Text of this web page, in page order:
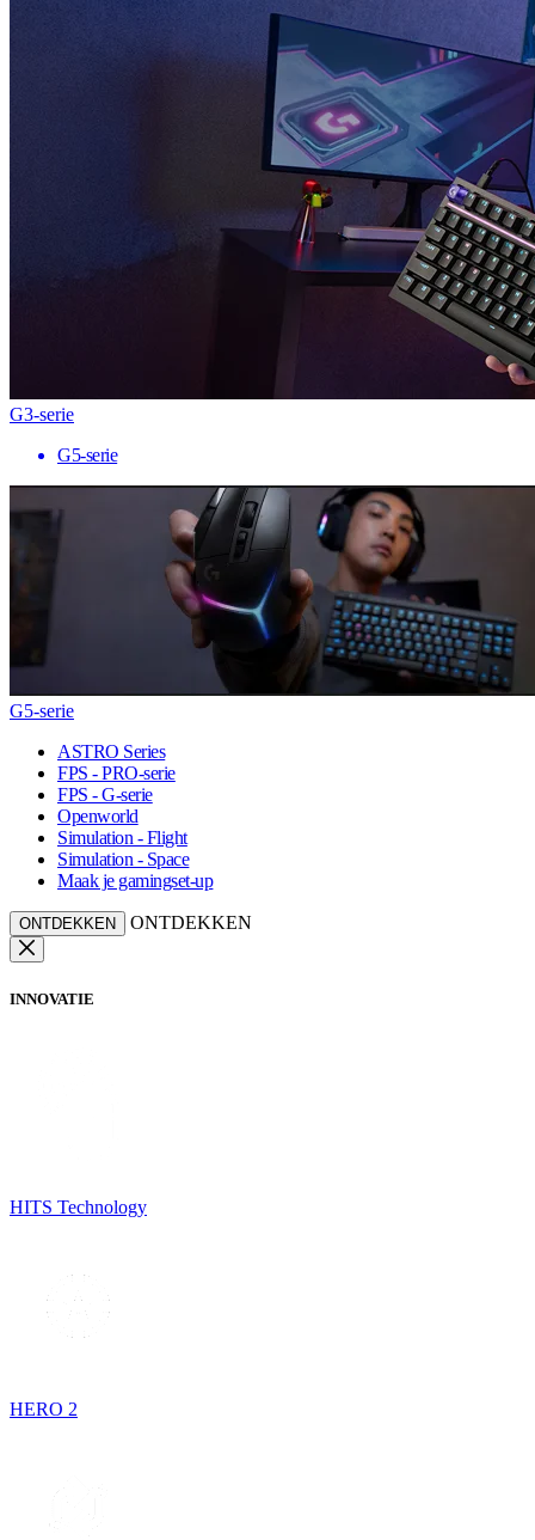
G3-serie
G5-serie
G5-serie
ASTRO Series
FPS - PRO-serie
FPS - G-serie
Openworld
Simulation - Flight
Simulation - Space
Maak je gamingset-up
ONTDEKKEN ONTDEKKEN
INNOVATIE
HITS Technology
HERO 2